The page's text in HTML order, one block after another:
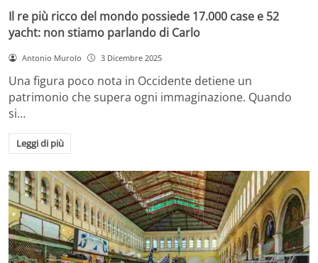
Il re più ricco del mondo possiede 17.000 case e 52
yacht: non stiamo parlando di Carlo
Antonio Murolo 3 Dicembre 2025
Una figura poco nota in Occidente detiene un
patrimonio che supera ogni immaginazione. Quando
si…
Leggi di più